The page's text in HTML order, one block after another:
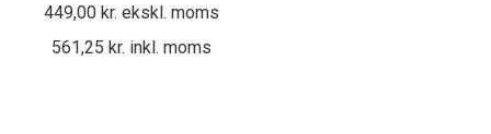
449,00 kr. ekskl. moms
561,25 kr. inkl. moms